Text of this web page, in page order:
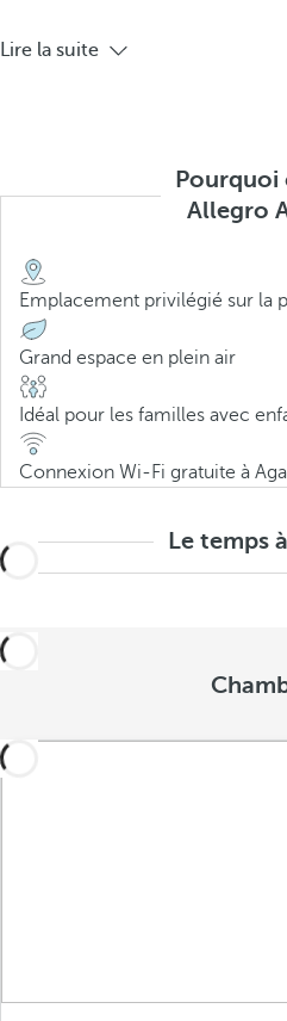
Lire la suite
Pourquoi
Allegro
Emplacement privilégié sur la
Grand espace en plein air
Idéal pour les familles avec
Connexion Wi-Fi gratuite à
Le temps